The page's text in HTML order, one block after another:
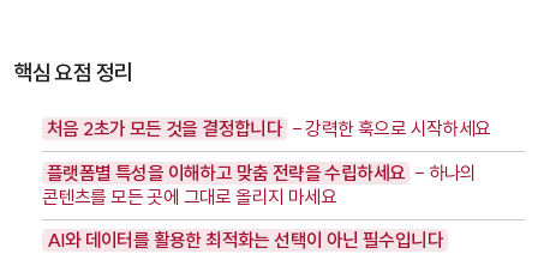
핵심 요점 정리
처음 2초가 모든 것을 결정합니다 - 강력한 훅으로 시작하세요
플랫폼별 특성을 이해하고 맞춤 전략을 수립하세요 - 하나의
콘텐츠를 모든 곳에 그대로 올리지 마세요
AI와 데이터를 활용한 최적화는 선택이 아닌 필수입니다